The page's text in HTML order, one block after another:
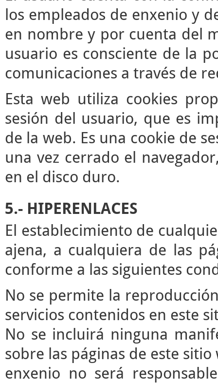
los empleados de enxenio y
en nombre y por cuenta del
usuario es consciente de la
comunicaciones a través de
Esta web utiliza cookies
sesión del usuario, que es
de la web. Es una cookie de
una vez cerrado el
en el disco duro.
5.- HIPERENLACES
El establecimiento de
ajena, a cualquiera de las
conforme a las siguientes
No se permite la
servicios contenidos en este
No se incluirá ninguna
sobre las páginas de este sitio
enxenio no será